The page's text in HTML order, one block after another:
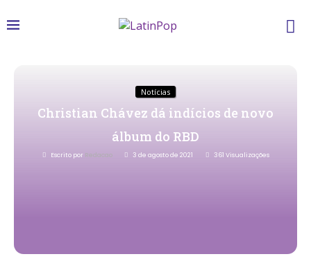
Notícias
Christian Chávez dá indícios de novo
álbum do RBD
Escrito por Redacao 3 de agosto de 2021 361 Visualizações